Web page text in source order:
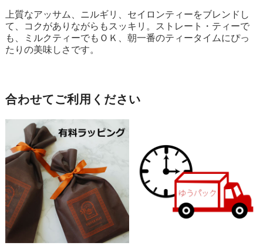
上質なアッサム、ニルギリ、セイロンティーをブレンドし
て、コクがありながらもスッキリ。ストレート・ティーで
も、ミルクティーでもＯＫ、朝一番のティータイムにぴっ
たりの美味しさです。
合わせてご利用ください